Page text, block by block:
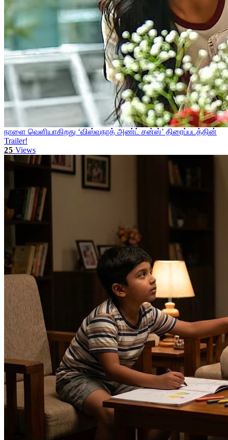
நாளை வெளியாகிறது ‘விஸ்வநாத் அண்ட் சன்ஸ்’ திரைப்படத்தின்
Trailer!
25 Views